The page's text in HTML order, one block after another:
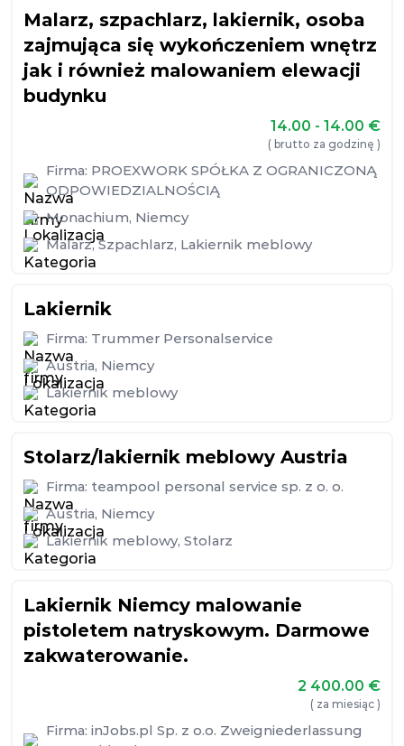
Malarz, szpachlarz, lakiernik, osoba
zajmująca się wykończeniem wnętrz
jak i również malowaniem elewacji
budynku
14.00 - 14.00 €
( brutto za godzinę )
Firma: PROEXWORK SPÓŁKA Z OGRANICZONĄ
ODPOWIEDZIALNOŚCIĄ
Monachium, Niemcy
Malarz, Szpachlarz, Lakiernik meblowy
Lakiernik
Firma: Trummer Personalservice
Austria, Niemcy
Lakiernik meblowy
Stolarz/lakiernik meblowy Austria
Firma: teampool personal service sp. z o. o.
Austria, Niemcy
Lakiernik meblowy, Stolarz
Lakiernik Niemcy malowanie
pistoletem natryskowym. Darmowe
zakwaterowanie.
2 400.00 €
( za miesiąc )
Firma: inJobs.pl Sp. z o.o. Zweigniederlassung